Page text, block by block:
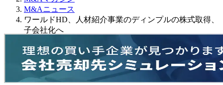
M&Aニュース
ワールドHD、人材紹介事業のディンプルの株式取得、
子会社化へ